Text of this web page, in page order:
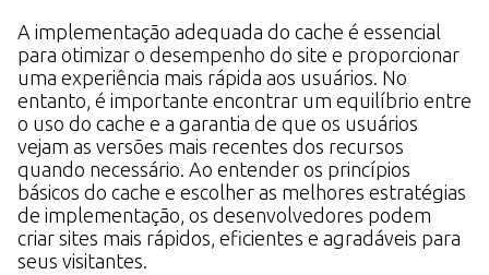
A implementação adequada do cache é essencial
para otimizar o desempenho do site e proporcionar
uma experiência mais rápida aos usuários. No
entanto, é importante encontrar um equilíbrio entre
o uso do cache e a garantia de que os usuários
vejam as versões mais recentes dos recursos
quando necessário. Ao entender os princípios
básicos do cache e escolher as melhores estratégias
de implementação, os desenvolvedores podem
criar sites mais rápidos, eficientes e agradáveis para
seus visitantes.